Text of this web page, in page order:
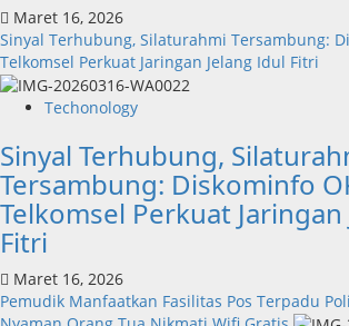
Nasional
Maret 16, 2026
Sinyal Terhubung, Silaturahmi Tersambung:
Telkomsel Perkuat Jaringan Jelang Idul Fitri
Techonology
Sinyal Terhubung,
Tersambung: Diskominfo
Telkomsel Perkuat
Fitri
Maret 16, 2026
Pemudik Manfaatkan Fasilitas Pos Terpadu